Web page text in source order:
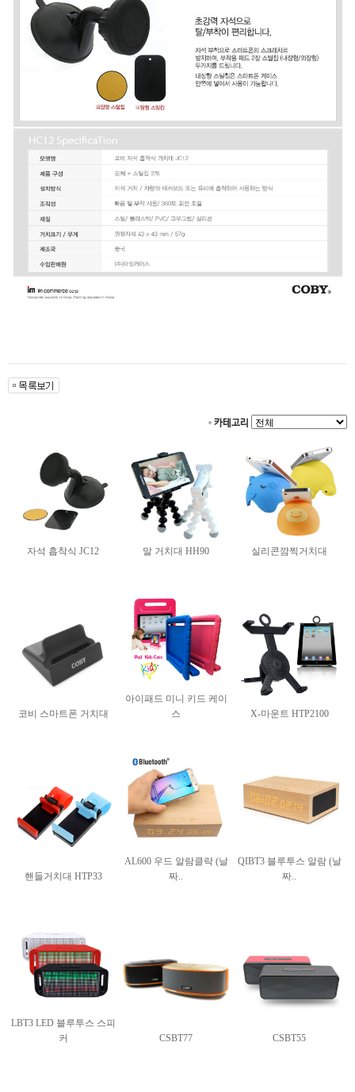
카테고리
자석 흡착식 JC12 말 거치대 HH90 실리콘깜찍거치대
코비 스마트폰 거치대
아이패드 미니 키드 케이
스
X-마운트 HTP2100
핸들거치대 HTP33
AL600 우드 알람클락 (날
짜..
QIBT3 블루투스 알람 (날
짜..
LBT3 LED 블루투스 스피
커
CSBT77 CSBT55